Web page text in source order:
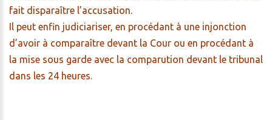
fait disparaître l’accusation.
Il peut enfin judiciariser, en procédant à une injonction
d’avoir à comparaître devant la Cour ou en procédant à
la mise sous garde avec la comparution devant le tribunal
dans les 24 heures.